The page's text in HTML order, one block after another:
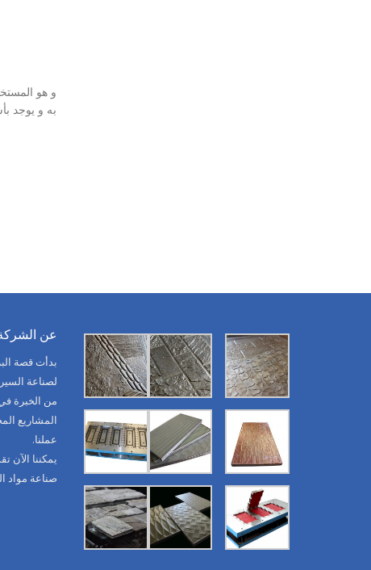
و هو
به و يوجد
عن
من الخبرة
المشاريع
عملنا.
يمكننا الآن
صناعة مواد